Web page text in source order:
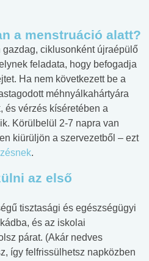
a menstruáció alatt?
ciklusonként újraépülő
feladata, hogy befogadja
Ha nem következett be a
méhnyálkahártyára
és vérzés kíséretében a
Körülbelül 2-7 napra van
kiürüljön a szervezetből – ezt
.
az első
tisztasági és egészségügyi
és az iskolai
párat. (Akár nedves
így felfrissülhetsz napközben